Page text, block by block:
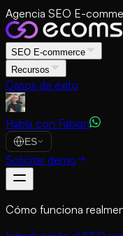
Agencia SEO E-
SEO E-commerce
Recursos
Casos de éxito
Habla con Fabian
ES
Solicitar demo
Cómo funciona